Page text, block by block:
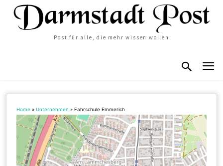
Post für alle, die mehr wissen wollen
Home »Unternehmen »Fahrschule Emmerich